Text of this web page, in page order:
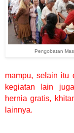
Pengobatan
mampu, selain itu
kegiatan lain
hernia gratis,
lainnya.